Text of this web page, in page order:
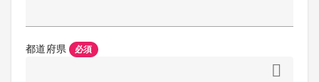
都道府県 必須